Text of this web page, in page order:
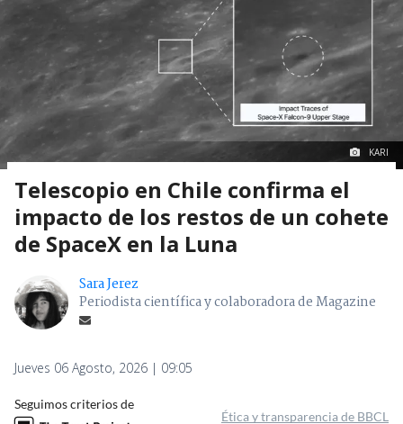
KARI
Telescopio en Chile confirma el
impacto de los restos de un cohete
de SpaceX en la Luna
Sara Jerez
Periodista científica y colaboradora de Magazine
Jueves 06 Agosto, 2026 | 09:05
Seguimos criterios de
Ética y transparencia de BBCL